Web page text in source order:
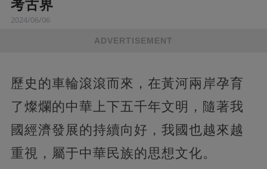
考古界
2024/06/06
ADVERTISEMENT
歷史的車輪滾滾而來，在黃河兩岸孕育
了燦爛的中華上下五千年文明，隨著我
國經濟發展的持續向好，我國也越來越
重視，屬于中華民族的思想文化。